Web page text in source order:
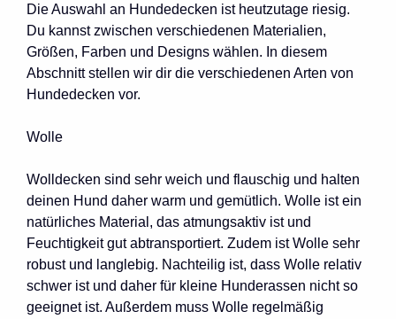
Die Auswahl an Hundedecken ist heutzutage riesig.
Du kannst zwischen verschiedenen Materialien,
Größen, Farben und Designs wählen. In diesem
Abschnitt stellen wir dir die verschiedenen Arten von
Hundedecken vor.
Wolle
Wolldecken sind sehr weich und flauschig und halten
deinen Hund daher warm und gemütlich. Wolle ist ein
natürliches Material, das atmungsaktiv ist und
Feuchtigkeit gut abtransportiert. Zudem ist Wolle sehr
robust und langlebig. Nachteilig ist, dass Wolle relativ
schwer ist und daher für kleine Hunderassen nicht so
geeignet ist. Außerdem muss Wolle regelmäßig